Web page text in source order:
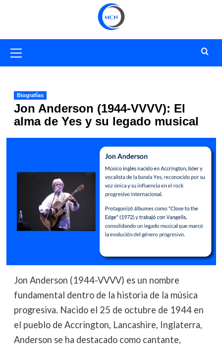
primario
Biografías
Jon Anderson (1944-VVVV): El
alma de Yes y su legado musical
Jon Anderson (1944-VVVV) es un nombre
fundamental dentro de la historia de la música
progresiva. Nacido el 25 de octubre de 1944 en
el pueblo de Accrington, Lancashire, Inglaterra,
Anderson se ha destacado como cantante,